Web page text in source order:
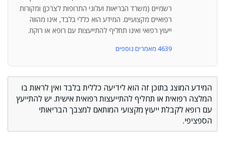
רשמיים (משרד הבריאות ועלוני התרופות לצרכן) ומקורות
רפואיים מקצועיים. המידע הוא כללי בלבד, אינו מהווה
ייעוץ רפואי ואינו תחליף להתייעצות עם רופא או רוקח.
4639 מאמרים נוספים
המידע המוצג בתוכן זה הוא לידיעה כללית בלבד ואין לראות בו
המלצה רפואית או תחליף להתייעצות רפואית אישית. יש להתייעץ
עם רופא לקבלת ייעוץ מקצועי המותאם למצבך הבריאותי
הספציפי.